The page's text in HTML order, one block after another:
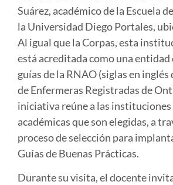
Suárez, académico de la Escuela
la Universidad Diego Portales,
Al igual que la Corpas, esta
está acreditada como una entidad
guías de la RNAO (siglas en inglés
de Enfermeras Registradas de
iniciativa reúne a las instituciones
académicas que son elegidas, a
proceso de selección para
Guías de Buenas Prácticas.
Durante su visita, el docente